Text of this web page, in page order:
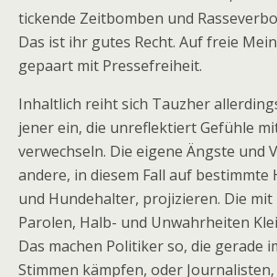
tickende Zeitbomben und
Das ist ihr gutes Recht. Auf freie
gepaart mit Pressefreiheit.
Inhaltlich reiht sich Tauzher
jener ein, die unreflektiert Gefühle
verwechseln. Die eigene Ängste und
andere, in diesem Fall auf bestimmte
und Hundehalter, projizieren. Die
Parolen, Halb- und Unwahrheiten
Das machen Politiker so, die gerade
Stimmen kämpfen, oder Journalisten,